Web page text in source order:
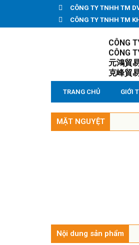
CÔNG TY TNHH TM
CÔNG TY TNHH TM
CÔNG
CÔNG
元鴻貿
克峰貿
TRANG CHỦ GIỚI
MẶT NGUYỆT
Nội dung sản phẩm